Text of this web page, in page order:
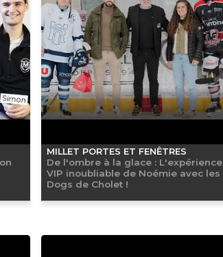
MILLET PORTES ET FENÊTRES
De l'ombre à la glace : L'expérience
VIP inoubliable de Noémie avec les
Dogs de Cholet !